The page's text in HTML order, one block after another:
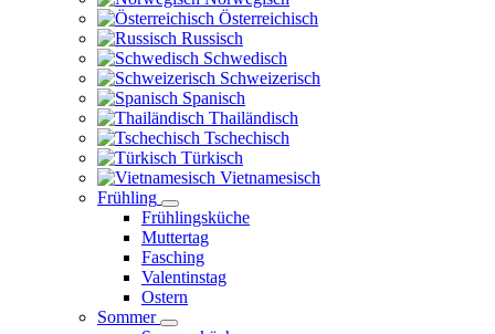
Österreichisch
Russisch
Schwedisch
Schweizerisch
Spanisch
Thailändisch
Tschechisch
Türkisch
Vietnamesisch
Frühling
Frühlingsküche
Muttertag
Fasching
Valentinstag
Ostern
Sommer